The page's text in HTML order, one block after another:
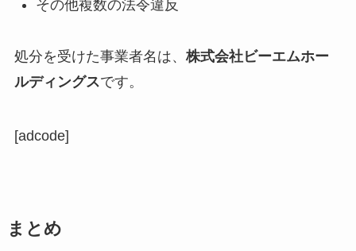
その他複数の法令違反
処分を受けた事業者名は、 株式会社ビーエムホー
ルディングスです。
[adcode]
まとめ